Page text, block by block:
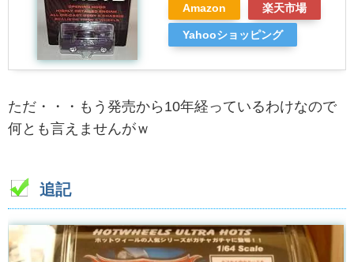
Amazon 楽天市場
Yahooショッピング
ただ・・・もう発売から10年経っているわけなので
何とも言えませんがｗ
追記